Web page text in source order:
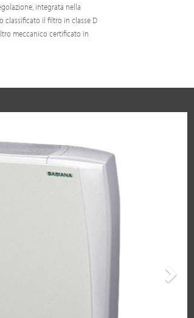
integrata nella
classificato il filtro in classe D
meccanico certificato in
Avanti